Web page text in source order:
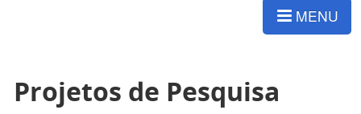
MENU
Projetos de Pesquisa